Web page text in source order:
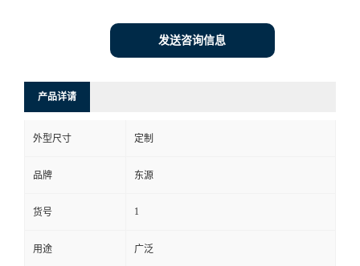
发送咨询信息
产品详请
外型尺寸 定制
品牌 东源
货号 1
用途 广泛